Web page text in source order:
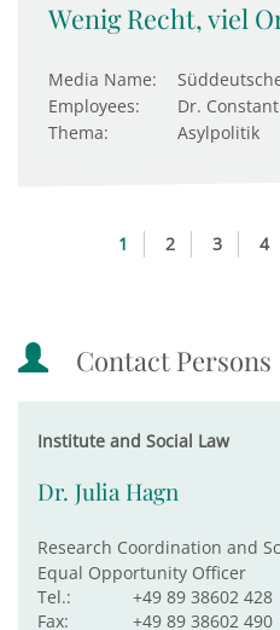
Wenig Recht, viel
Media Name:
Employees:
Dr.
Thema:
Asylpolitik
1 2 3 4
Contact Persons
Institute and Social Law
Dr. Julia Hagn
Research Coordination and
Equal Opportunity Officer
Tel.:
+49 89 38602 428
Fax:
+49 89 38602 490